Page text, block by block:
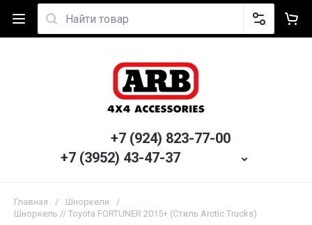
+7 (924) 823-77-00
+7 (3952) 43-47-37
Главная / Шноркели
/
Шноркель // Toyota FORTUNER 2015+ (Стиль Arctic Trucks)